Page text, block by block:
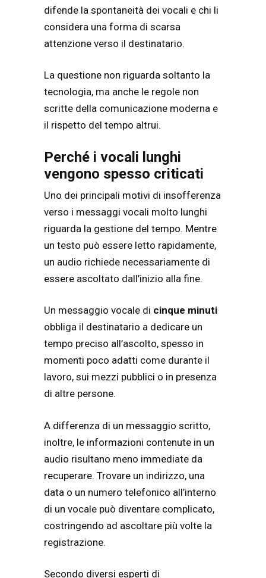
difende la spontaneità dei vocali e chi li
considera una forma di scarsa
attenzione verso il destinatario.
La questione non riguarda soltanto la
tecnologia, ma anche le regole non
scritte della comunicazione moderna e
il rispetto del tempo altrui.
Perché i vocali lunghi
vengono spesso criticati
Uno dei principali motivi di insofferenza
verso i messaggi vocali molto lunghi
riguarda la gestione del tempo. Mentre
un testo può essere letto rapidamente,
un audio richiede necessariamente di
essere ascoltato dall’inizio alla fine.
Un messaggio vocale di cinque minuti
obbliga il destinatario a dedicare un
tempo preciso all’ascolto, spesso in
momenti poco adatti come durante il
lavoro, sui mezzi pubblici o in presenza
di altre persone.
A differenza di un messaggio scritto,
inoltre, le informazioni contenute in un
audio risultano meno immediate da
recuperare. Trovare un indirizzo, una
data o un numero telefonico all’interno
di un vocale può diventare complicato,
costringendo ad ascoltare più volte la
registrazione.
Secondo diversi esperti di